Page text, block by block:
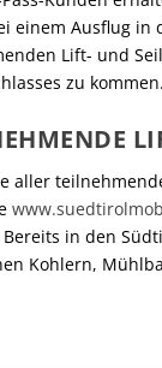
einem Ausflug in
Lift- und
zu kommen.
aller
in den
Kohlern,